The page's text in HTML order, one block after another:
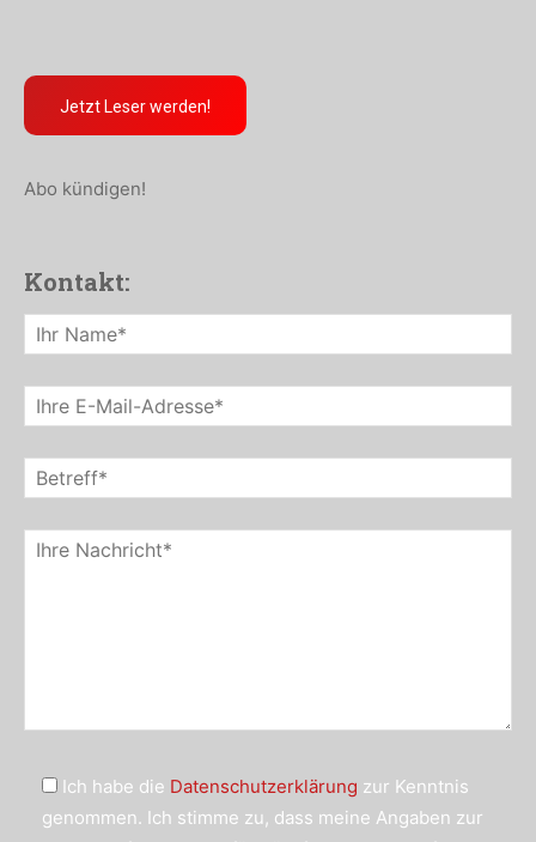
Jetzt Leser werden!
Abo kündigen!
Kontakt:
Ich habe die Datenschutzerklärung zur Kenntnis
genommen. Ich stimme zu, dass meine Angaben zur